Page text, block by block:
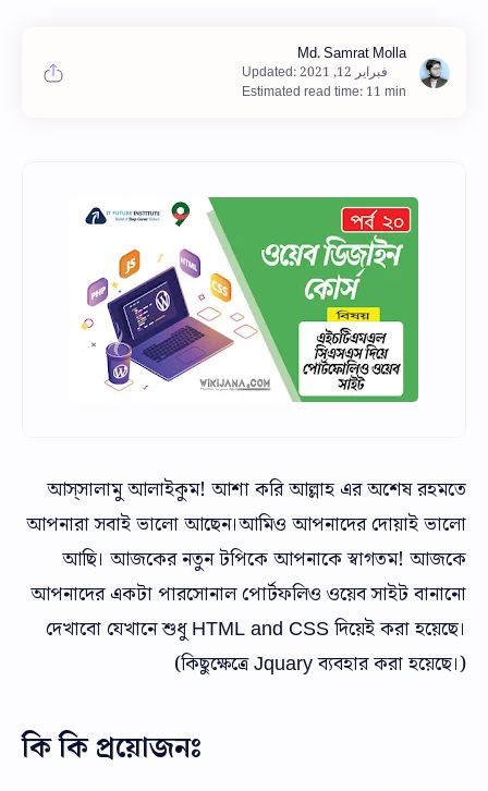
Estimated read time: 11 min
আস্‌সালামু আলাইকুম! আশা করি আল্লাহ এর অশেষ রহমতে
আপনারা সবাই ভালো আছেন।আমিও আপনাদের দোয়াই ভালো
আছি। আজকের নতুন টপিকে আপনাকে স্বাগতম! আজকে
আপনাদের একটা পারসোনাল পোর্টফলিও ওয়েব সাইট বানানো
দেখাবো যেখানে শুধু HTML and CSS দিয়েই করা হয়েছে।
(কিছুক্ষেত্রে Jquary ব্যবহার করা হয়েছে।)
কি কি প্রয়োজনঃ